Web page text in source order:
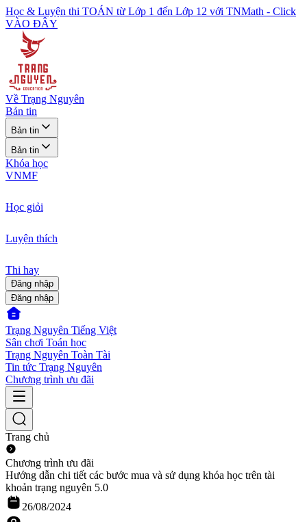
Học & Luyện thi TOÁN từ Lớp 1 đến Lớp 12 với TNMath - Click
VÀO ĐÂY
Về Trạng Nguyên
Bản tin
Bản tin
Bản tin
Khóa học
VNMF
Học giỏi
Luyện thích
Thi hay
Đăng nhập
Đăng nhập
Trạng Nguyên Tiếng Việt
Sân chơi Toán học
Trạng Nguyên Toàn Tài
Tin tức Trạng Nguyên
Chương trình ưu đãi
Trang chủ
Chương trình ưu đãi
Hướng dẫn chi tiết các bước mua và sử dụng khóa học trên tài
khoản trạng nguyên 5.0
26/08/2024